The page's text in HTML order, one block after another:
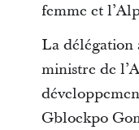
femme et
La délégation
ministre de
Gbloekpo